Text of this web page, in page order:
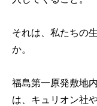
それは、私たちの
か。
福島第一原発敷地
は、キュリオン社